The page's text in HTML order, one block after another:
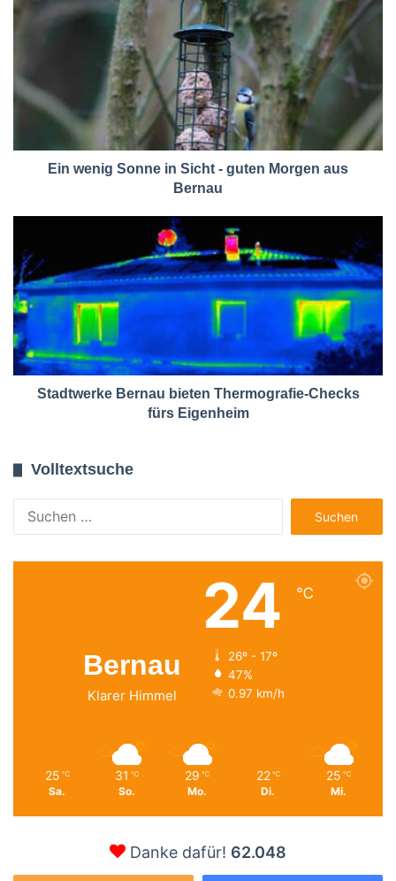
Ein wenig Sonne in Sicht - guten Morgen aus
Bernau
Stadtwerke Bernau bieten Thermografie-Checks
fürs Eigenheim
Volltextsuche
nach:
Bernau
Klarer Himmel
24 ℃
26º - 17º
47%
0.97 km/h
25 ℃
Sa.
31 ℃
So.
29 ℃
Mo.
22 ℃
Di.
25 ℃
Mi.
Danke dafür! 62.048